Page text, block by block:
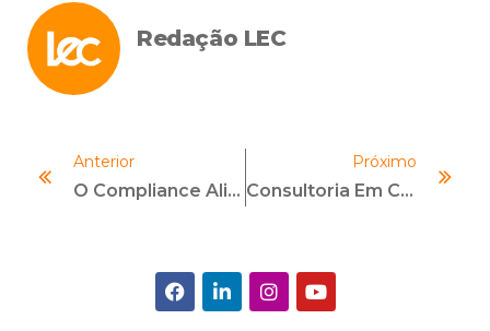
Redação LEC
Anterior
O Compliance Aliado À Causa LGBTQI+: Entenda O Seu Papel
Próximo
Consultoria Em Compliance: Saiba Como Fazer Uma Proposta E Precificá-La!